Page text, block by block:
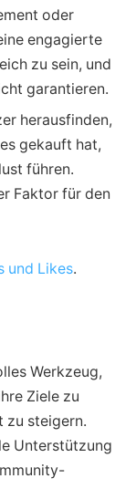
oder
engagierte
zu sein, und
garantieren.
herausfinden,
gekauft hat,
führen.
Faktor für den
und Likes.
Werkzeug,
Ziele zu
zu steigern.
Unterstützung